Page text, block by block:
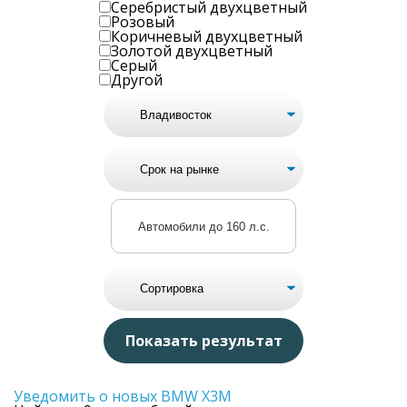
Серебристый двухцветный
Розовый
Коричневый двухцветный
Золотой двухцветный
Серый
Другой
Автомобили до 160 л.с.
Уведомить о новых BMW X3M